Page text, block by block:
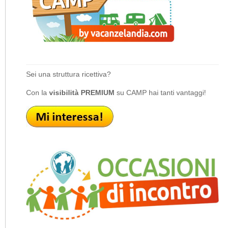
Sei una struttura ricettiva?
Con la visibilità PREMIUM su CAMP hai tanti vantaggi!